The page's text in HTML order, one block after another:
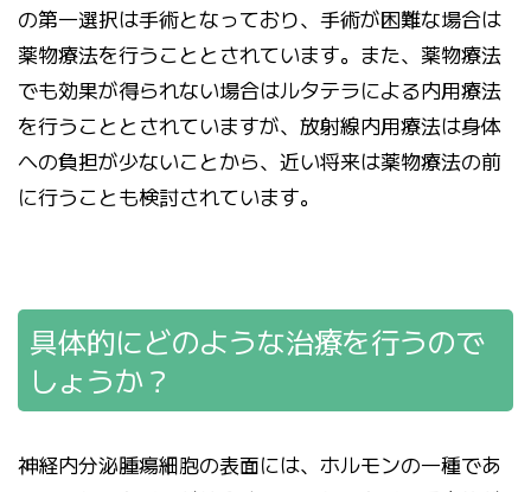
の第一選択は手術となっており、手術が困難な場合は
薬物療法を行うこととされています。また、薬物療法
でも効果が得られない場合はルタテラによる内用療法
を行うこととされていますが、放射線内用療法は身体
への負担が少ないことから、近い将来は薬物療法の前
に行うことも検討されています。
具体的にどのような治療を行うので
しょうか？
神経内分泌腫瘍細胞の表面には、ホルモンの一種であ